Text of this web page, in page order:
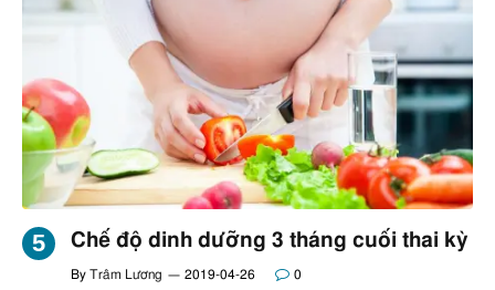
Chế độ dinh dưỡng 3 tháng cuối thai kỳ
By Trâm Lương 2019-04-26 0